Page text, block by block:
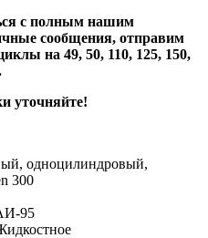
с полным нашим
сообщения, отправим
на 49, 50, 110, 125, 150,
уточняйте!
одноцилиндровый,
300
95